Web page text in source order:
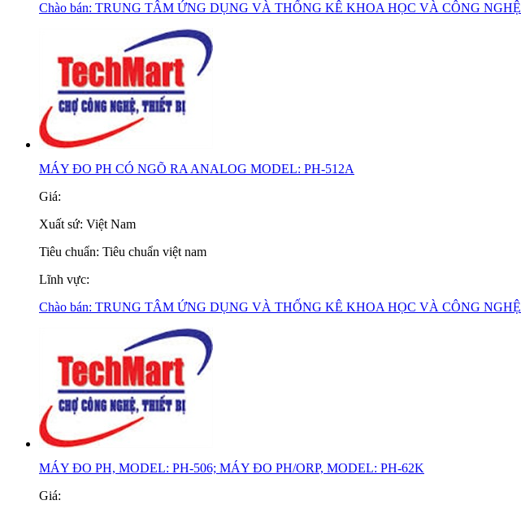
Chào bán: TRUNG TÂM ỨNG DỤNG VÀ THỐNG KÊ KHOA HỌC VÀ CÔNG NGHỆ
MÁY ĐO PH CÓ NGÕ RA ANALOG MODEL: PH-512A
Giá:
Xuất sứ: Việt Nam
Tiêu chuẩn: Tiêu chuẩn việt nam
Lĩnh vực:
Chào bán: TRUNG TÂM ỨNG DỤNG VÀ THỐNG KÊ KHOA HỌC VÀ CÔNG NGHỆ
MÁY ĐO PH, MODEL: PH-506; MÁY ĐO PH/ORP, MODEL: PH-62K
Giá: